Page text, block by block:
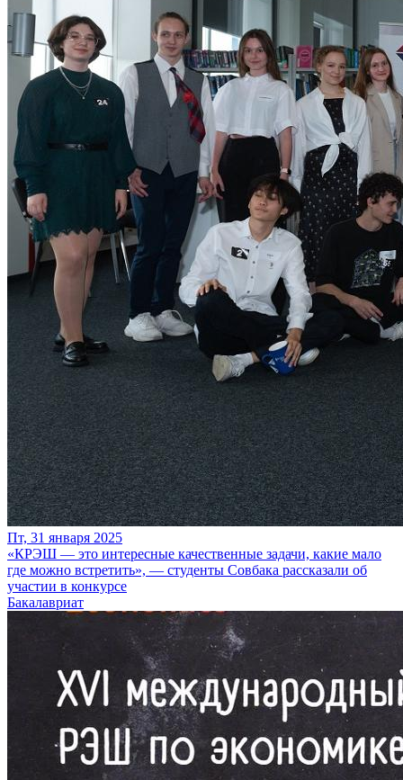
Пт, 31 января 2025
«КРЭШ — это интересные качественные задачи, какие мало
где можно встретить», — студенты Совбака рассказали об
участии в конкурсе
Бакалавриат